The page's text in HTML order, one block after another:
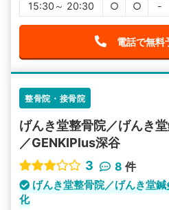
15:30～ 20:30
○ ○ -
電話で無料
整骨院・接骨院
げんき堂整骨院／げんき
／GENKIPlus深谷
3
8 件
げんき堂整骨院／げんき堂
化